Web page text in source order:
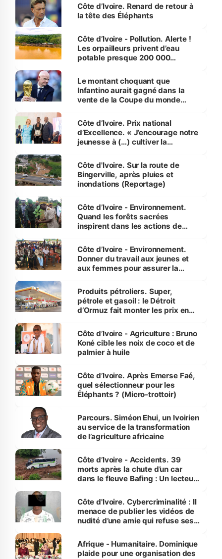
Côte d’Ivoire. Renard de retour à
la tête des Éléphants
Côte d’Ivoire - Pollution. Alerte !
Les orpailleurs privent d’eau
potable presque 200 000
Le montant choquant que
Infantino aurait gagné dans la
vente de la Coupe du monde
Côte d’Ivoire. Prix national
d’Excellence. « J’encourage notre
jeunesse à (…) cultiver la
(Alassane Ouattara
Côte d'Ivoire. Sur la route de
Bingerville, après pluies et
inondations (Reportage)
Côte d’Ivoire - Environnement.
Quand les forêts sacrées
inspirent dans les actions de
Côte d’Ivoire - Environnement.
Donner du travail aux jeunes et
aux femmes pour assurer la
menacées
Produits pétroliers. Super,
pétrole et gasoil : le Détroit
d’Ormuz fait monter les prix en
Côte d’Ivoire - Agriculture : Bruno
Koné cible les noix de coco et de
palmier à huile
Côte d’Ivoire. Après Emerse Faé,
quel sélectionneur pour les
Éléphants ? (Micro-trottoir)
Parcours. Siméon Ehui, un Ivoirien
au service de la transformation
de l’agriculture africaine
Côte d’Ivoire - Accidents. 39
morts après la chute d’un car
dans le fleuve Bafing : Un lecteur
des Transports
Côte d'Ivoire. Cybercriminalité : Il
menace de publier les vidéos de
nudité d’une amie qui refuse ses
Afrique - Humanitaire. Dominique
plaide pour une organisation des